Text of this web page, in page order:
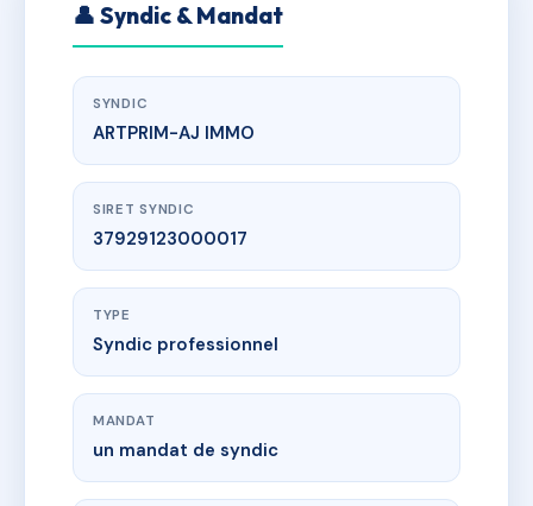
👤 Syndic & Mandat
SYNDIC
ARTPRIM-AJ IMMO
SIRET SYNDIC
37929123000017
TYPE
Syndic professionnel
MANDAT
un mandat de syndic